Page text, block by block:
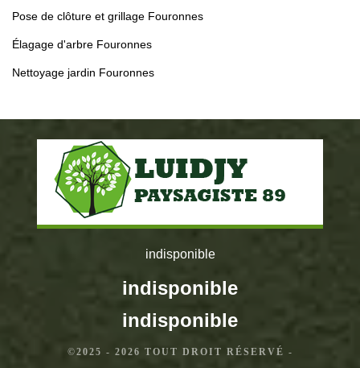
Pose de clôture et grillage Fouronnes
Élagage d'arbre Fouronnes
Nettoyage jardin Fouronnes
indisponible
indisponible
indisponible
©2025 - 2026 TOUT DROIT RÉSERVÉ -